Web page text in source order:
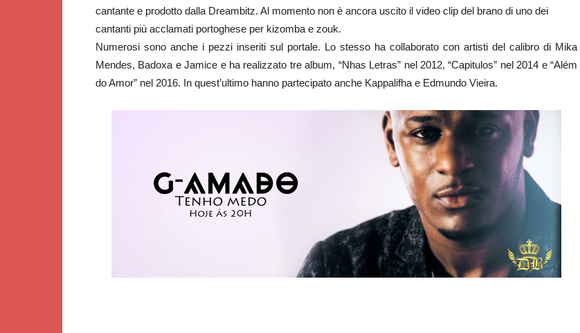
cantante e prodotto dalla Dreambitz. Al momento non è ancora uscito il video clip del brano di uno dei
cantanti più acclamati portoghese per kizomba e zouk.
Numerosi sono anche i pezzi inseriti sul portale. Lo stesso ha collaborato con artisti del calibro di Mika
Mendes, Badoxa e Jamice e ha realizzato tre album, “Nhas Letras” nel 2012, “Capitulos” nel 2014 e “Além
do Amor” nel 2016. In quest’ultimo hanno partecipato anche Kappalifha e Edmundo Vieira.